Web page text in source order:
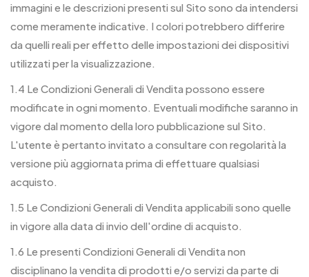
immagini e le descrizioni presenti sul Sito sono da intendersi
come meramente indicative. I colori potrebbero differire
da quelli reali per effetto delle impostazioni dei dispositivi
utilizzati per la visualizzazione.
1.4 Le Condizioni Generali di Vendita possono essere
modificate in ogni momento. Eventuali modifiche saranno in
vigore dal momento della loro pubblicazione sul Sito.
L'utente è pertanto invitato a consultare con regolarità la
versione più aggiornata prima di effettuare qualsiasi
acquisto.
1.5 Le Condizioni Generali di Vendita applicabili sono quelle
in vigore alla data di invio dell'ordine di acquisto.
1.6 Le presenti Condizioni Generali di Vendita non
disciplinano la vendita di prodotti e/o servizi da parte di